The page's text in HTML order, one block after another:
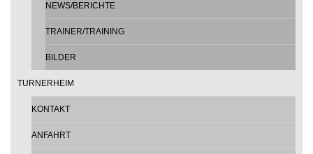
NEWS/BERICHTE
TRAINER/TRAINING
BILDER
TURNERHEIM
KONTAKT
ANFAHRT